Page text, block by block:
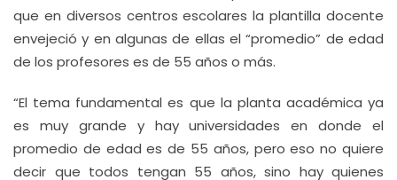
que en diversos centros escolares la plantilla docente
envejeció y en algunas de ellas el “promedio” de edad
de los profesores es de 55 años o más.
“El tema fundamental es que la planta académica ya
es muy grande y hay universidades en donde el
promedio de edad es de 55 años, pero eso no quiere
decir que todos tengan 55 años, sino hay quienes